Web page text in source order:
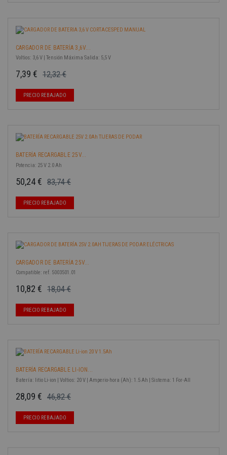
CARGADOR DE BATERÍA 3,6V...
Voltios: 3,6 V | Tensión Máxima Salida: 5,5 V
12,32 €
7,39 €
PRECIO REBAJADO
BATERÍA RECARGABLE 25V...
Potencia: 25 V 2.0 Ah
83,74 €
50,24 €
PRECIO REBAJADO
CARGADOR DE BATERÍA 25V...
Compatible: ref. 5003501.01
18,04 €
10,82 €
PRECIO REBAJADO
BATERÍA RECARGABLE LI-ION...
Batería: litio Li-ion | Voltios: 20 V | Amperio-hora (Ah): 1.5 Ah | Sistema: 1 For-All
46,82 €
28,09 €
PRECIO REBAJADO